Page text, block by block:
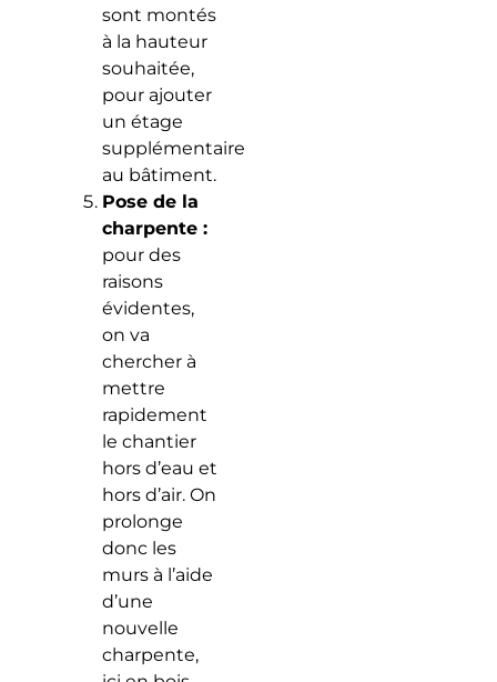
sont montés
à la hauteur
souhaitée,
pour ajouter
un étage
supplémentaire
au bâtiment.
Pose de la
charpente :
pour des
raisons
évidentes,
on va
chercher à
mettre
rapidement
le chantier
hors d’eau et
hors d’air. On
prolonge
donc les
murs à l’aide
d’une
nouvelle
charpente,